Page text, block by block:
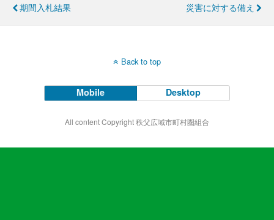
期間入札結果 災害に対する備え
Back to top
Mobile Desktop
All content Copyright 秩父広域市町村圏組合